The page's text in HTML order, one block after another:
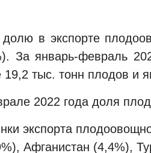
в экспорте
За январь-февраль
тыс. тонн плодов и
2022 года доля
экспорта
Афганистан (4,4%),